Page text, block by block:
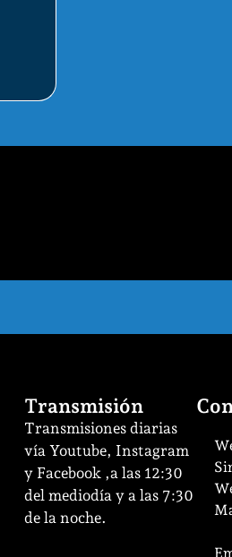
Transmisión
Transmisiones diarias
vía Youtube, Instagram
y Facebook ,a las 12:30
del mediodía y a las 7:30
de la noche.